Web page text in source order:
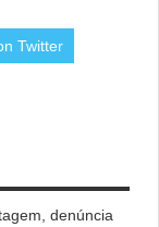
Twitter
denúncia